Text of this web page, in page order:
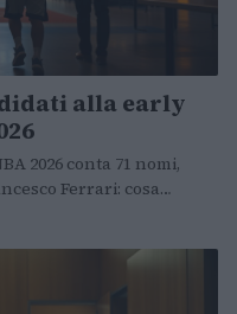
alla early
2026 conta 71 nomi,
Ferrari: cosa…